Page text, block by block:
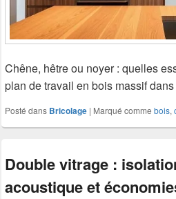
Chêne, hêtre ou noyer : quelles
plan de travail en bois massif
Posté dans Bricolage | Marqué comme bois,
Double vitrage :
acoustique et